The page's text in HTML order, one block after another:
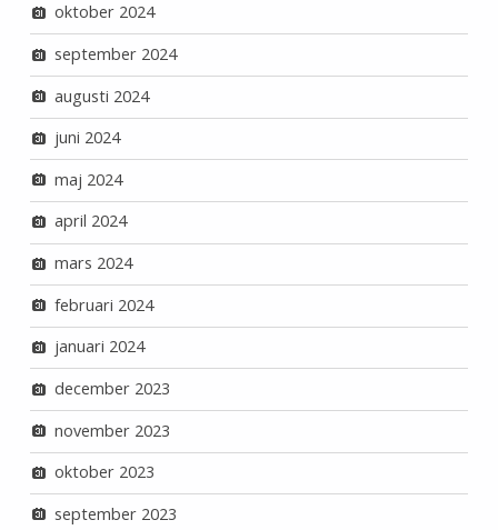
oktober 2024
september 2024
augusti 2024
juni 2024
maj 2024
april 2024
mars 2024
februari 2024
januari 2024
december 2023
november 2023
oktober 2023
september 2023